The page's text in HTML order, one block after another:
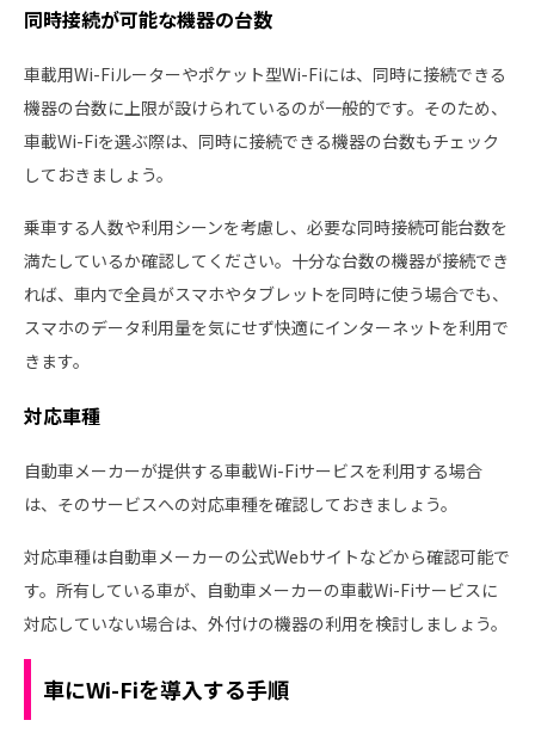
同時接続が可能な機器の台数
車載用Wi-Fiルーターやポケット型Wi-Fiには、同時に接続できる
機器の台数に上限が設けられているのが一般的です。そのため、
車載Wi-Fiを選ぶ際は、同時に接続できる機器の台数もチェック
しておきましょう。
乗車する人数や利用シーンを考慮し、必要な同時接続可能台数を
満たしているか確認してください。十分な台数の機器が接続でき
れば、車内で全員がスマホやタブレットを同時に使う場合でも、
スマホのデータ利用量を気にせず快適にインターネットを利用で
きます。
対応車種
自動車メーカーが提供する車載Wi-Fiサービスを利用する場合
は、そのサービスへの対応車種を確認しておきましょう。
対応車種は自動車メーカーの公式Webサイトなどから確認可能で
す。所有している車が、自動車メーカーの車載Wi-Fiサービスに
対応していない場合は、外付けの機器の利用を検討しましょう。
車にWi-Fiを導入する手順